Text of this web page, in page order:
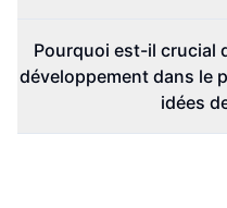
Pourquoi est-il crucial
développement dans le
idées